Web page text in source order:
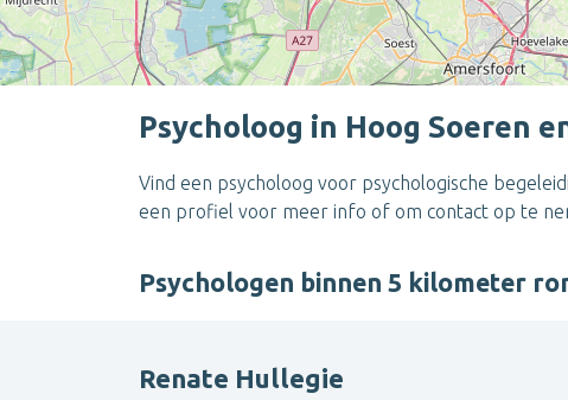
Psycholoog in Hoog Soeren
Vind een psycholoog voor psychologische
een profiel voor meer info of om contact op te
Psychologen binnen 5 kilometer
Renate Hullegie